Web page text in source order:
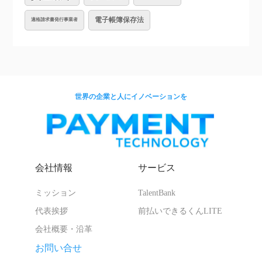
適格請求書発行事業者 電子帳簿保存法
世界の企業と人にイノベーションを
会社情報
ミッション
代表挨拶
会社概要・沿革
サービス
TalentBank
前払いできるくんLITE
お問い合せ